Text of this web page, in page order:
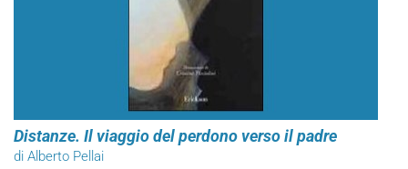
Distanze. Il viaggio del perdono verso il padre
di Alberto Pellai